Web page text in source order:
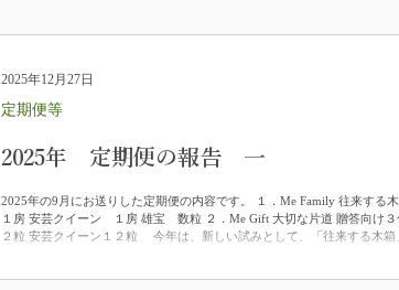
2025年 定期便の報告 一
2025年の9月にお送りした定期便の内容です。 １．Me Family 往来する
１房 安芸クイーン １房 雄宝 数粒 ２．Me Gift 大切な片道 贈答向け３
２粒 安芸クイーン１２粒 今年は、新しい試みとして、「往来する木箱
定期便等
2025年12月27日